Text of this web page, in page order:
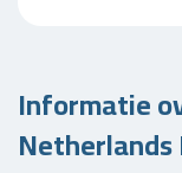
Informatie
Netherlands